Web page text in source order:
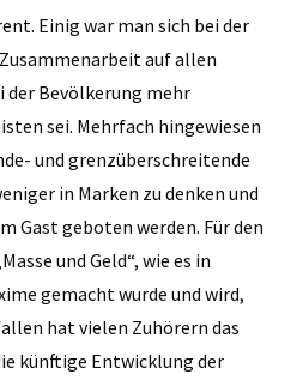
Einig war man sich bei der
auf allen
der Bevölkerung mehr
sei. Mehrfach hingewiesen
und grenzüberschreitende
in Marken zu denken und
Gast geboten werden. Für den
und Geld“, wie es in
gemacht wurde und wird,
hat vielen Zuhörern das
künftige Entwicklung der